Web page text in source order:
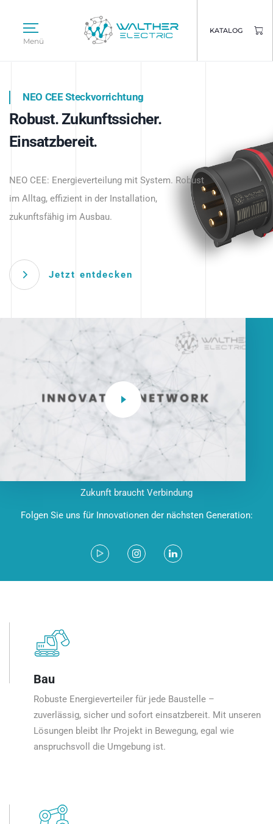
Menü
KATALOG
Intelligente Stromverteilung
beginnt hier.
NEO CEE Steckvorrichtung
Robust. Zukunftssicher.
Einsatzbereit.
NEO CEE: Energieverteilung mit System. Robust
im Alltag, effizient in der Installation,
zukunftsfähig im Ausbau.
Jetzt entdecken
Intelligenz trifft Energie.
Anwendungen – robust, IP-geschützt und
zukunftsfähig.
Zukunft braucht Verbindung
Folgen Sie uns für Innovationen der nächsten Generation:
Bau
Robuste Energieverteiler für jede Baustelle –
zuverlässig, sicher und sofort einsatzbereit. Mit unseren
Lösungen bleibt Ihr Projekt in Bewegung, egal wie
anspruchsvoll die Umgebung ist.